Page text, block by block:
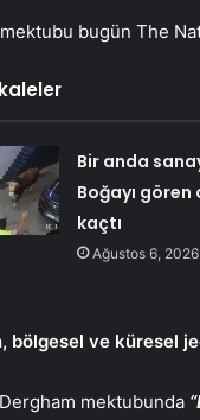
bugün The
Bir anda
Boğayı
kaçtı
Ağustos 6, 2026
bölgesel ve küresel
mektubunda